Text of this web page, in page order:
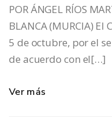
POR ÁNGEL RÍOS
BLANCA (MURCIA)
5 de octubre, por el
de acuerdo con el[…]
Ver más